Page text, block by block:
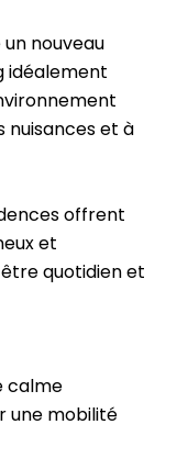
nouveau
idéalement
nuisances et à
offrent
et
quotidien et
calme
une mobilité